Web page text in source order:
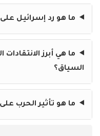
ما هو رد إسرائيل على
ما هي أبرز
السياق؟
ما هو تأثير الحرب